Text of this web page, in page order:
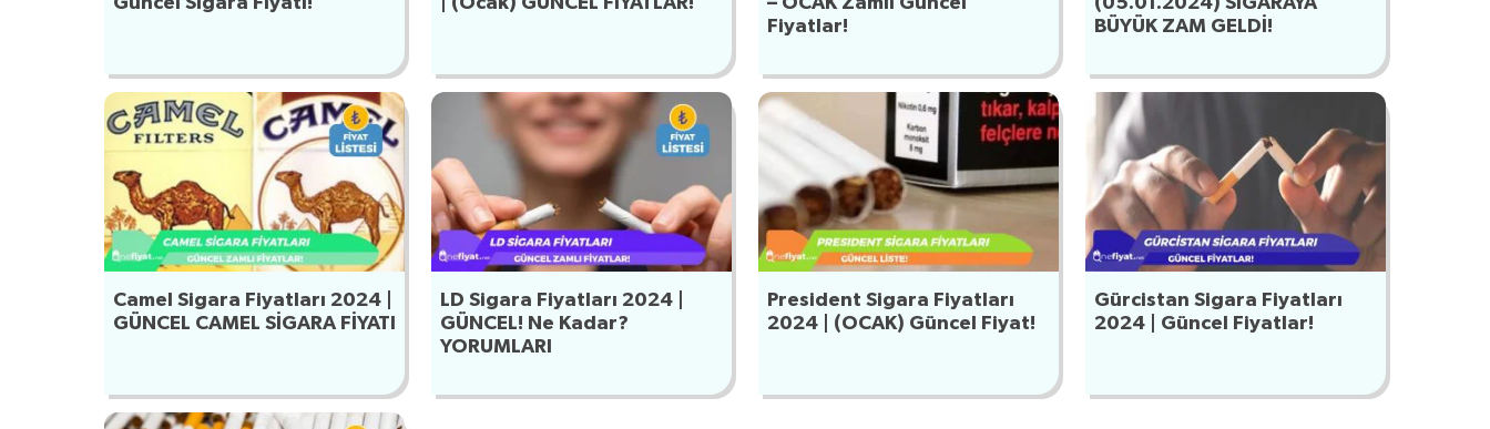
Fiyatlar!
BÜYÜK ZAM GELDİ!
Camel Sigara Fiyatları 2024 |
GÜNCEL CAMEL SİGARA FİYATI
LD Sigara Fiyatları 2024 |
GÜNCEL! Ne Kadar?
YORUMLARI
President Sigara Fiyatları
2024 | (OCAK) Güncel Fiyat!
Gürcistan Sigara Fiyatları
2024 | Güncel Fiyatlar!